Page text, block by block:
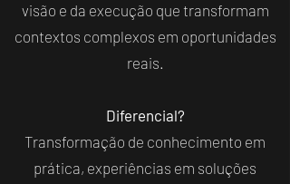
visão e da execução que transformam
contextos complexos em oportunidades
reais.
Diferencial?
Transformação de conhecimento em
prática, experiências em soluções